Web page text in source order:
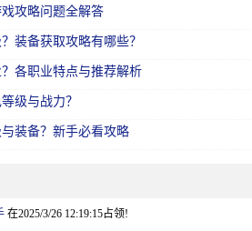
攻略问题全解答
装备获取攻略有哪些？
各职业特点与推荐解析
级与战力？
装备？新手必看攻略
在2025/3/26 12:19:15占领!